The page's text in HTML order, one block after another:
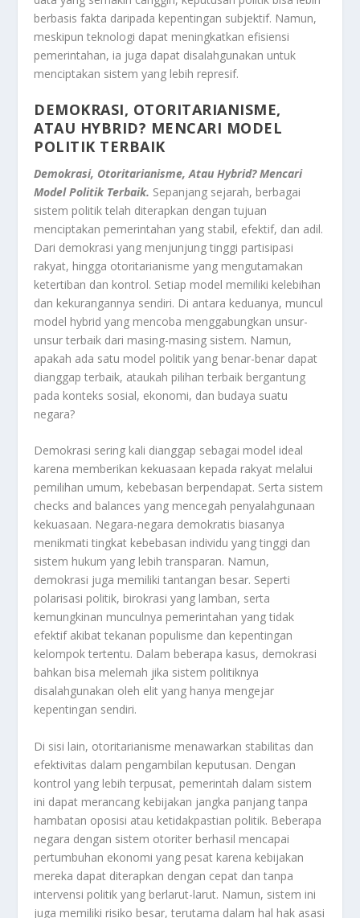
berbasis fakta daripada kepentingan subjektif. Namun,
meskipun teknologi dapat meningkatkan efisiensi
pemerintahan, ia juga dapat disalahgunakan untuk
menciptakan sistem yang lebih represif.
DEMOKRASI, OTORITARIANISME,
ATAU HYBRID? MENCARI MODEL
POLITIK TERBAIK
Demokrasi, Otoritarianisme, Atau Hybrid? Mencari
Model Politik Terbaik. Sepanjang sejarah, berbagai
sistem politik telah diterapkan dengan tujuan
menciptakan pemerintahan yang stabil, efektif, dan adil.
Dari demokrasi yang menjunjung tinggi partisipasi
rakyat, hingga otoritarianisme yang mengutamakan
ketertiban dan kontrol. Setiap model memiliki kelebihan
dan kekurangannya sendiri. Di antara keduanya, muncul
model hybrid yang mencoba menggabungkan unsur-
unsur terbaik dari masing-masing sistem. Namun,
apakah ada satu model politik yang benar-benar dapat
dianggap terbaik, ataukah pilihan terbaik bergantung
pada konteks sosial, ekonomi, dan budaya suatu
negara?
Demokrasi sering kali dianggap sebagai model ideal
karena memberikan kekuasaan kepada rakyat melalui
pemilihan umum, kebebasan berpendapat. Serta sistem
checks and balances yang mencegah penyalahgunaan
kekuasaan. Negara-negara demokratis biasanya
menikmati tingkat kebebasan individu yang tinggi dan
sistem hukum yang lebih transparan. Namun,
demokrasi juga memiliki tantangan besar. Seperti
polarisasi politik, birokrasi yang lamban, serta
kemungkinan munculnya pemerintahan yang tidak
efektif akibat tekanan populisme dan kepentingan
kelompok tertentu. Dalam beberapa kasus, demokrasi
bahkan bisa melemah jika sistem politiknya
disalahgunakan oleh elit yang hanya mengejar
kepentingan sendiri.
Di sisi lain, otoritarianisme menawarkan stabilitas dan
efektivitas dalam pengambilan keputusan. Dengan
kontrol yang lebih terpusat, pemerintah dalam sistem
ini dapat merancang kebijakan jangka panjang tanpa
hambatan oposisi atau ketidakpastian politik. Beberapa
negara dengan sistem otoriter berhasil mencapai
pertumbuhan ekonomi yang pesat karena kebijakan
mereka dapat diterapkan dengan cepat dan tanpa
intervensi politik yang berlarut-larut. Namun, sistem ini
juga memiliki risiko besar, terutama dalam hal hak asasi